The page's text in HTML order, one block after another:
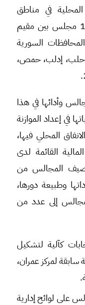
في مناطق
سيطرة فصائل المعارضة، شمل 170 مجلس بين مقيم
في المحافظات السورية
حلب، إدلب، حمص،
وأدائها في هذا
في إعداد الموازنة
المحلي فيها،
القائمة لدى
المجالس من
وطبيعة دورها،
إلى عدد من
كآلية لتشكيل
سابقة لمركز عمران،
على لوائح إدارية